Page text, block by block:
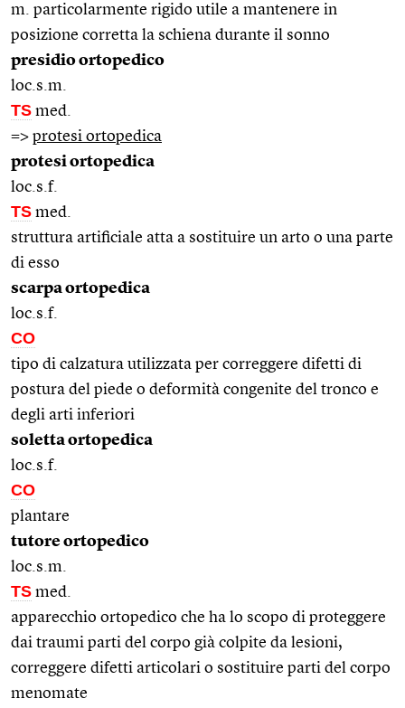
m. particolarmente rigido utile a mantenere in
posizione corretta la schiena durante il sonno
presidio ortopedico
loc.s.m.
TS med.
=> protesi ortopedica
protesi ortopedica
loc.s.f.
TS med.
struttura artificiale atta a sostituire un arto o una parte
di esso
scarpa ortopedica
loc.s.f.
CO
tipo di calzatura utilizzata per correggere difetti di
postura del piede o deformità congenite del tronco e
degli arti inferiori
soletta ortopedica
loc.s.f.
CO
plantare
tutore ortopedico
loc.s.m.
TS med.
apparecchio ortopedico che ha lo scopo di proteggere
dai traumi parti del corpo già colpite da lesioni,
correggere difetti articolari o sostituire parti del corpo
menomate